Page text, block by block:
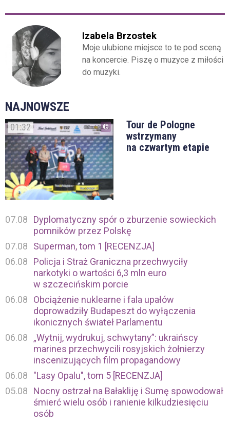
Izabela Brzostek
Moje ulubione miejsce to te pod sceną
na koncercie. Piszę o muzyce z miłości
do muzyki.
NAJNOWSZE
01:32
Tour de Pologne
wstrzymany
na czwartym etapie
07.08
Dyplomatyczny spór o zburzenie sowieckich
pomników przez Polskę
07.08
Superman, tom 1 [RECENZJA]
06.08
Policja i Straż Graniczna przechwyciły
narkotyki o wartości 6,3 mln euro
w szczecińskim porcie
06.08
Obciążenie nuklearne i fala upałów
doprowadziły Budapeszt do wyłączenia
ikonicznych świateł Parlamentu
06.08
„Wytnij, wydrukuj, schwytany”: ukraińscy
marines przechwycili rosyjskich żołnierzy
inscenizujących film propagandowy
06.08
"Lasy Opalu", tom 5 [RECENZJA]
05.08
Nocny ostrzał na Bałakliję i Sumę spowodował
śmierć wielu osób i ranienie kilkudziesięciu
osób